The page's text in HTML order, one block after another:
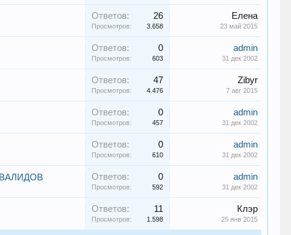
Ответов: 26
Просмотров: 3.658
Елена
23 май 2015
Ответов: 0
Просмотров: 603
admin
31 дек 2002
Ответов: 47
Просмотров: 4.476
Zibyr
7 авг 2015
Ответов: 0
Просмотров: 457
admin
31 дек 2002
Ответов: 0
Просмотров: 610
admin
31 дек 2002
Ответов: 0
Просмотров: 592
admin
31 дек 2002
Ответов: 11
Просмотров: 1.598
Клэр
25 янв 2015